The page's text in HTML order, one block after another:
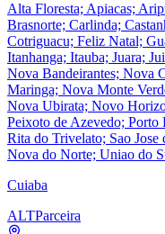
Alta Floresta; Apiacas;
Brasnorte; Carlinda;
Cotriguacu; Feliz Natal;
Itanhanga; Itauba; Juara;
Nova Bandeirantes; Nova
Maringa; Nova Monte
Nova Ubirata; Novo
Peixoto de Azevedo; Porto
Rita do Trivelato; Sao
Nova do Norte; Uniao do
Cuiaba
ALTParceira